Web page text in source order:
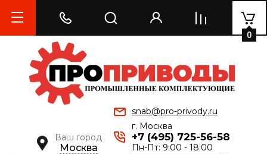
Ваш город
Москва
snab@pro-privody.ru
г. Москва
+7 (495) 725-56-58
Пн-Пт: 9:00 - 18:00
0